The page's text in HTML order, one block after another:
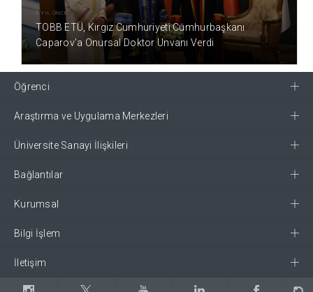
5 YIL ÖNCE
TOBB ETÜ, Kırgız Cumhuriyeti Cumhurbaşkanı
Caparov’a Onursal Doktor Unvanı Verdi
Öğrenci
Araştırma ve Uygulama Merkezleri
Üniversite Sanayi İlişkileri
Bağlantılar
Kurumsal
Bilgi İşlem
İletişim